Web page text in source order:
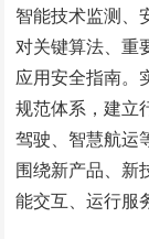
智能技术监测、
对关键算法、重
应用安全指南。
规范体系，建立
驾驶、智慧航运
围绕新产品、新
能交互、运行服